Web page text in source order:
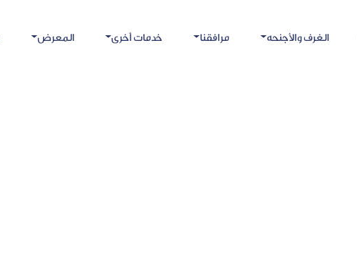
الغرف والأجنحه مرافقنا خدمات أخرى المعرض